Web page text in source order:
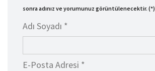
sonra adınız ve yorumunuz görüntülenecektir. (*)
Adı Soyadı *
E-Posta Adresi *